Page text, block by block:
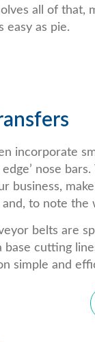
all of that,
easy as pie.
incorporate
nose
business,
to note the
belts are
base cutting
simple and